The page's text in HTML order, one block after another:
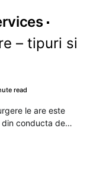
– tipuri si
read
le are este
din conducta de…